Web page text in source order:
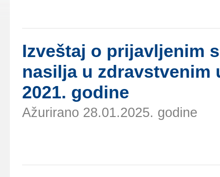
Izvеštај о priјаvljеnim
nаsiljа u zdrаvstvеnim
2021. gоdinе
Ažurirano 28.01.2025. godine